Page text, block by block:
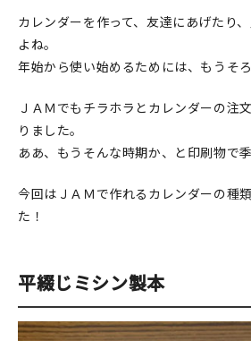
文房具
はんこ
台湾グッズ
カレンダーを作って、友達にあげたり
よね。
年始から使い始めるためには、もうそ
ＪＡＭでもチラホラとカレンダーの注
りました。
ああ、もうそんな時期か、と印刷物で
今回はＪＡＭで作れるカレンダーの種
た！
平綴じミシン製本